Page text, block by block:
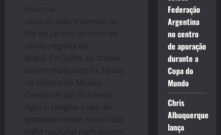
novo na
cena do país trazendo ao
Rio de Janeiro artistas de
várias regiões do
Brasil. Em julho, os shows
foram realizados na Tijuca,
no Centro da Música
Carioca Artur da Távola.
Agora, chegou a vez de
Ipanema entrar no circuito
indie nacional num evento
Federação
Argentina
no centro
de apuração
durante a
Copa do
Mundo
Chris
Albuquerque
lança